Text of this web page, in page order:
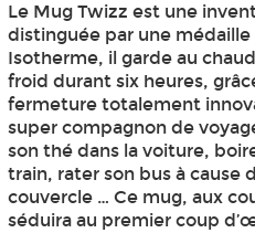
Le Mug Twizz est une
distinguée par une médaille
Isotherme, il garde au
froid durant six heures,
fermeture totalement
super compagnon de
son thé dans la voiture,
train, rater son bus à cause
couvercle … Ce mug, aux
séduira au premier coup